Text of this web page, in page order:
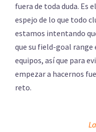
fuera de toda duda. Es
espejo de lo que todo
estamos intentando
que su field-goal range
equipos, así que para
empezar a hacernos
reto.